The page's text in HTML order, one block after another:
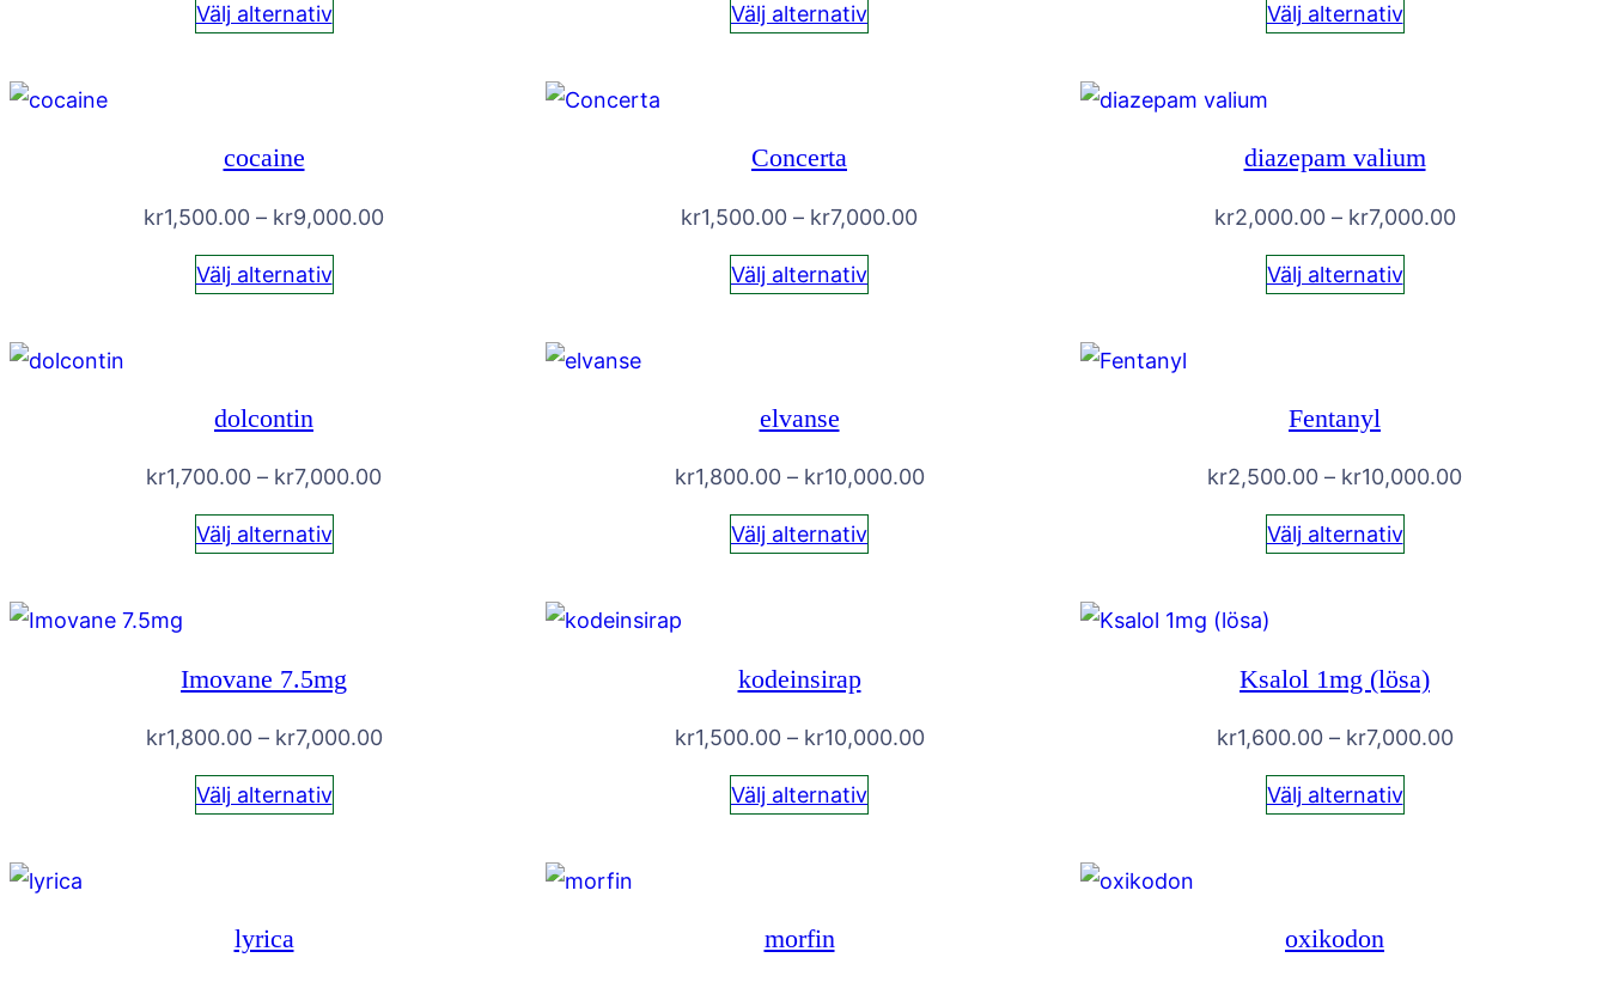
Välj alternativ Välj alternativ Välj alternativ
cocaine
kr1,500.00 – kr9,000.00Prisintervall:
Välj alternativ
Concerta
kr1,500.00 – kr7,000.00Prisintervall:
Välj alternativ
diazepam valium
kr2,000.00 – kr7,000.00Prisintervall:
Välj alternativ
dolcontin
kr1,700.00 – kr7,000.00Prisintervall:
Välj alternativ
elvanse
kr1,800.00 – kr10,000.00Prisintervall:
Välj alternativ
Fentanyl
kr2,500.00 – kr10,000.00Prisintervall:
Välj alternativ
Imovane 7.5mg
kr1,800.00 – kr7,000.00Prisintervall:
Välj alternativ
kodeinsirap
kr1,500.00 – kr10,000.00Prisintervall:
Välj alternativ
Ksalol 1mg (lösa)
kr1,600.00 – kr7,000.00Prisintervall:
Välj alternativ
lyrica morfin oxikodon